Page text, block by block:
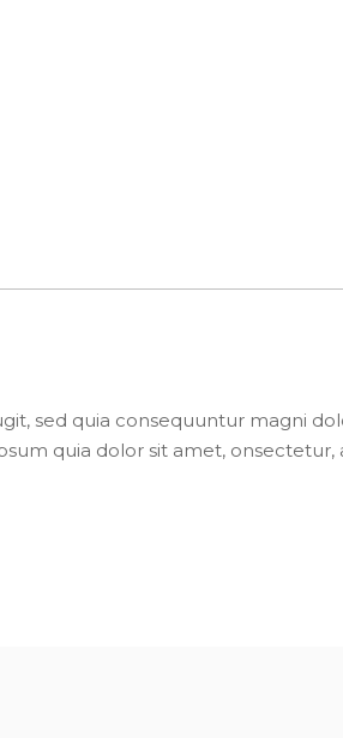
sed quia consequuntur magni
quia dolor sit amet, onsectetur,